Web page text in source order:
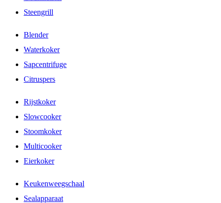
Steengrill
Blender
Waterkoker
Sapcentrifuge
Citruspers
Rijstkoker
Slowcooker
Stoomkoker
Multicooker
Eierkoker
Keukenweegschaal
Sealapparaat